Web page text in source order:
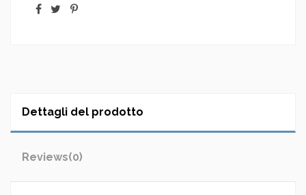
Dettagli del prodotto
Reviews(0)